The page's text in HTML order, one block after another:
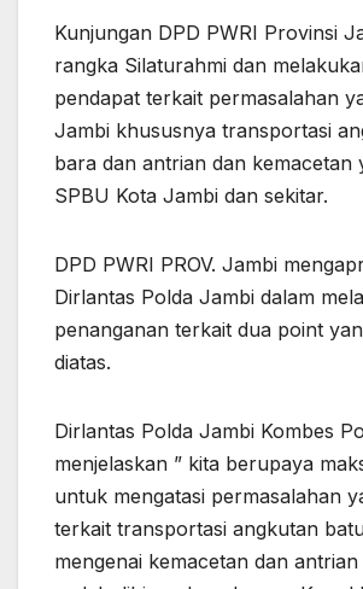
Kunjungan DPD PWRI Provinsi
rangka Silaturahmi dan
pendapat terkait permasalahan
Jambi khususnya transportasi
bara dan antrian dan kemacetan
SPBU Kota Jambi dan sekitar.
DPD PWRI PROV. Jambi
Dirlantas Polda Jambi dalam
penanganan terkait dua point
diatas.
Dirlantas Polda Jambi Kombes
menjelaskan ” kita berupaya
untuk mengatasi permasalahan
terkait transportasi angkutan
mengenai kemacetan dan antrian